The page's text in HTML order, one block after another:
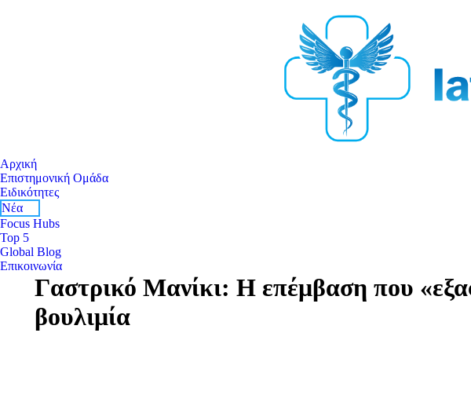
Αρχική
Επιστημονική Ομάδα
Ειδικότητες
Νέα
Focus Hubs
Top 5
Global Blog
Επικοινωνία
Γαστρικό Μανίκι: Η επέμβαση που
βουλιμία